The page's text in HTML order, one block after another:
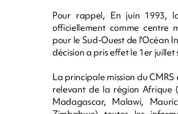
Pour rappel, En juin 1993,
officiellement comme centre
pour le Sud-Ouest de l'Océan
décision a pris effet le 1er juillet
La principale mission du
relevant de la région Afrique
Madagascar, Malawi,